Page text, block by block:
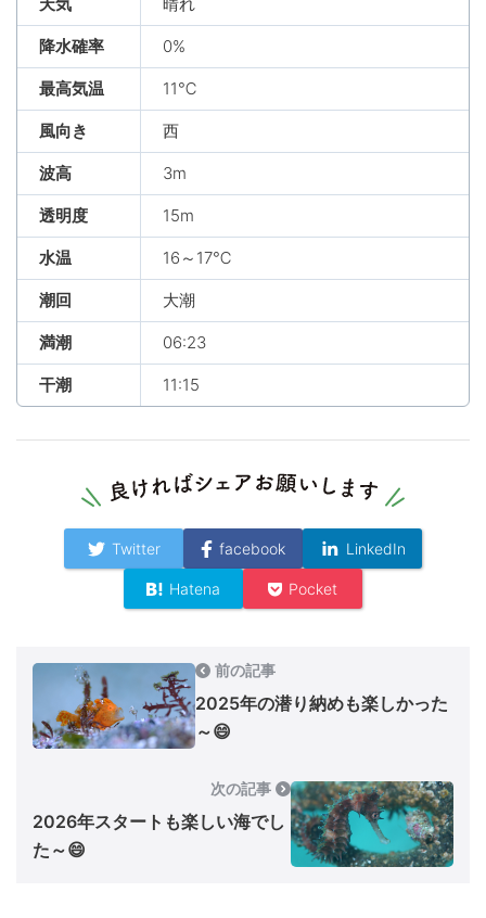
天気 晴れ
降水確率 0%
最高気温 11℃
風向き 西
波高 3m
透明度 15m
水温 16～17℃
潮回 大潮
満潮 06:23
干潮 11:15
Twitter facebook LinkedIn
Hatena Pocket
前の記事
2025年の潜り納めも楽しかった
～😄
次の記事
2026年スタートも楽しい海でし
た～😄